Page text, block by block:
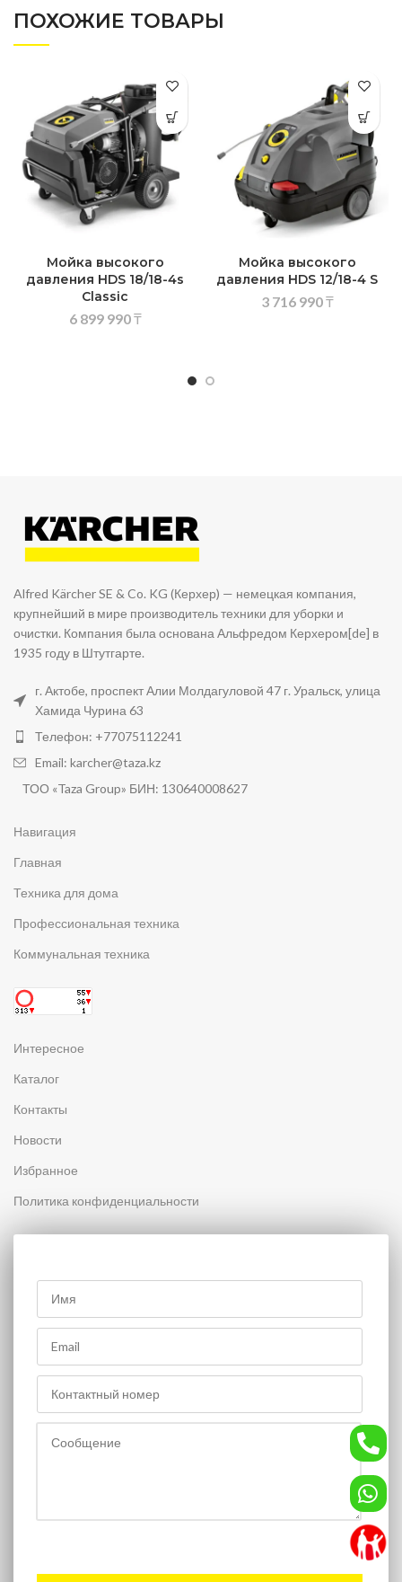
ПОХОЖИЕ ТОВАРЫ
Мойка высокого
давления HDS 18/18-4s
Classic
6 899 990₸
Мойка высокого
давления HDS 12/18-4 S
3 716 990₸
Alfred Kärcher SE & Co. KG (Керхер) — немецкая компания,
крупнейший в мире производитель техники для уборки и
очистки. Компания была основана Альфредом Керхером[de] в
1935 году в Штутгарте.
г. Актобе, проспект Алии Молдагуловой 47 г. Уральск, улица
Хамида Чурина 63
Телефон: +77075112241
Email: karcher@taza.kz
ТОО «Taza Group» БИН: 130640008627
Навигация
Главная
Техника для дома
Профессиональная техника
Коммунальная техника
Интересное
Каталог
Контакты
Новости
Избранное
Политика конфиденциальности